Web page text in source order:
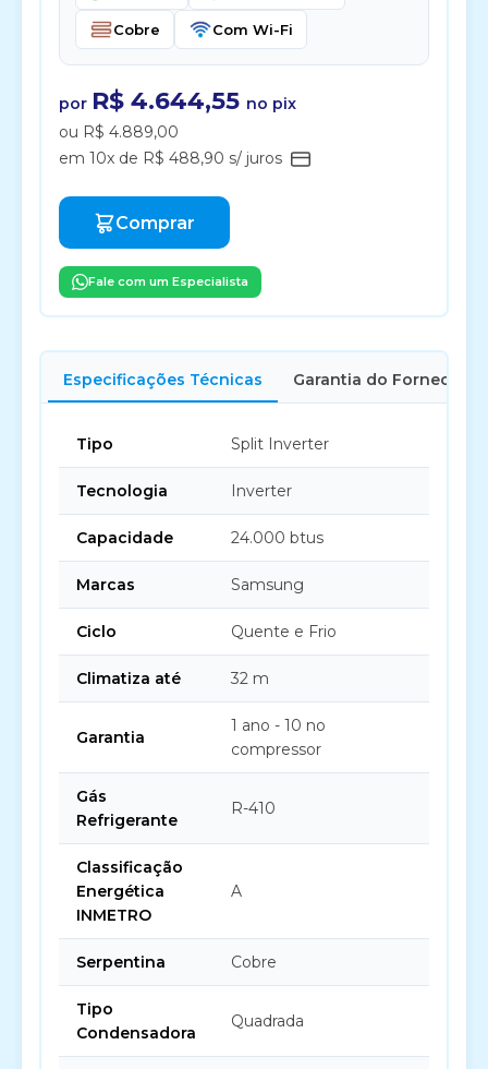
Cobre Com Wi-Fi
por R$ 4.644,55 no pix
ou R$ 4.889,00
em 10x de R$ 488,90 s/ juros
Comprar
Fale com um Especialista
Especificações Técnicas Garantia do Fornecedor
Tipo Split Inverter
Tecnologia Inverter
Capacidade 24.000 btus
Marcas Samsung
Ciclo Quente e Frio
Climatiza até 32 m
Garantia
1 ano - 10 no
compressor
Gás
Refrigerante
R-410
Classificação
Energética
INMETRO
A
Serpentina Cobre
Tipo
Condensadora
Quadrada